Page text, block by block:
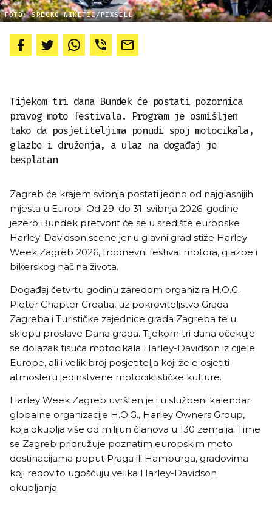
FOTO: SRECKO NIKETIC/PIXSELL
Tijekom tri dana Bundek će postati pozornica
pravog moto festivala. Program je osmišljen
tako da posjetiteljima ponudi spoj motocikala,
glazbe i druženja, a ulaz na događaj je
besplatan
Zagreb će krajem svibnja postati jedno od najglasnijih
mjesta u Europi. Od 29. do 31. svibnja 2026. godine
jezero Bundek pretvorit će se u središte europske
Harley-Davidson scene jer u glavni grad stiže Harley
Week Zagreb 2026, trodnevni festival motora, glazbe i
bikerskog načina života.
Događaj četvrtu godinu zaredom organizira H.O.G.
Pleter Chapter Croatia, uz pokroviteljstvo Grada
Zagreba i Turističke zajednice grada Zagreba te u
sklopu proslave Dana grada. Tijekom tri dana očekuje
se dolazak tisuća motocikala Harley-Davidson iz cijele
Europe, ali i velik broj posjetitelja koji žele osjetiti
atmosferu jedinstvene motociklističke kulture.
Harley Week Zagreb uvršten je i u službeni kalendar
globalne organizacije H.O.G., Harley Owners Group,
koja okuplja više od milijun članova u 130 zemalja. Time
se Zagreb pridružuje poznatim europskim moto
destinacijama poput Praga ili Hamburga, gradovima
koji redovito ugošćuju velika Harley-Davidson
okupljanja.